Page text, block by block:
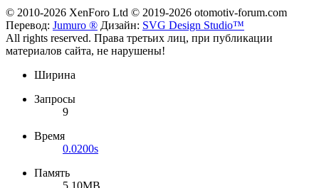
© 2010-2026 XenForo Ltd © 2019-2026 otomotiv-forum.com
Перевод: Jumuro ® Дизайн: SVG Design Studio™
All rights reserved. Права третьих лиц, при публикации
материалов сайта, не нарушены!
Ширина
Запросы
9
Время
0.0200s
Память
5.10MB